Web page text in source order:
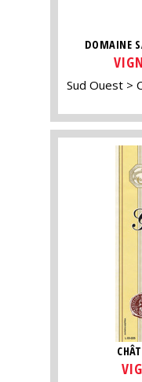
DOMAINE
Sud Ouest